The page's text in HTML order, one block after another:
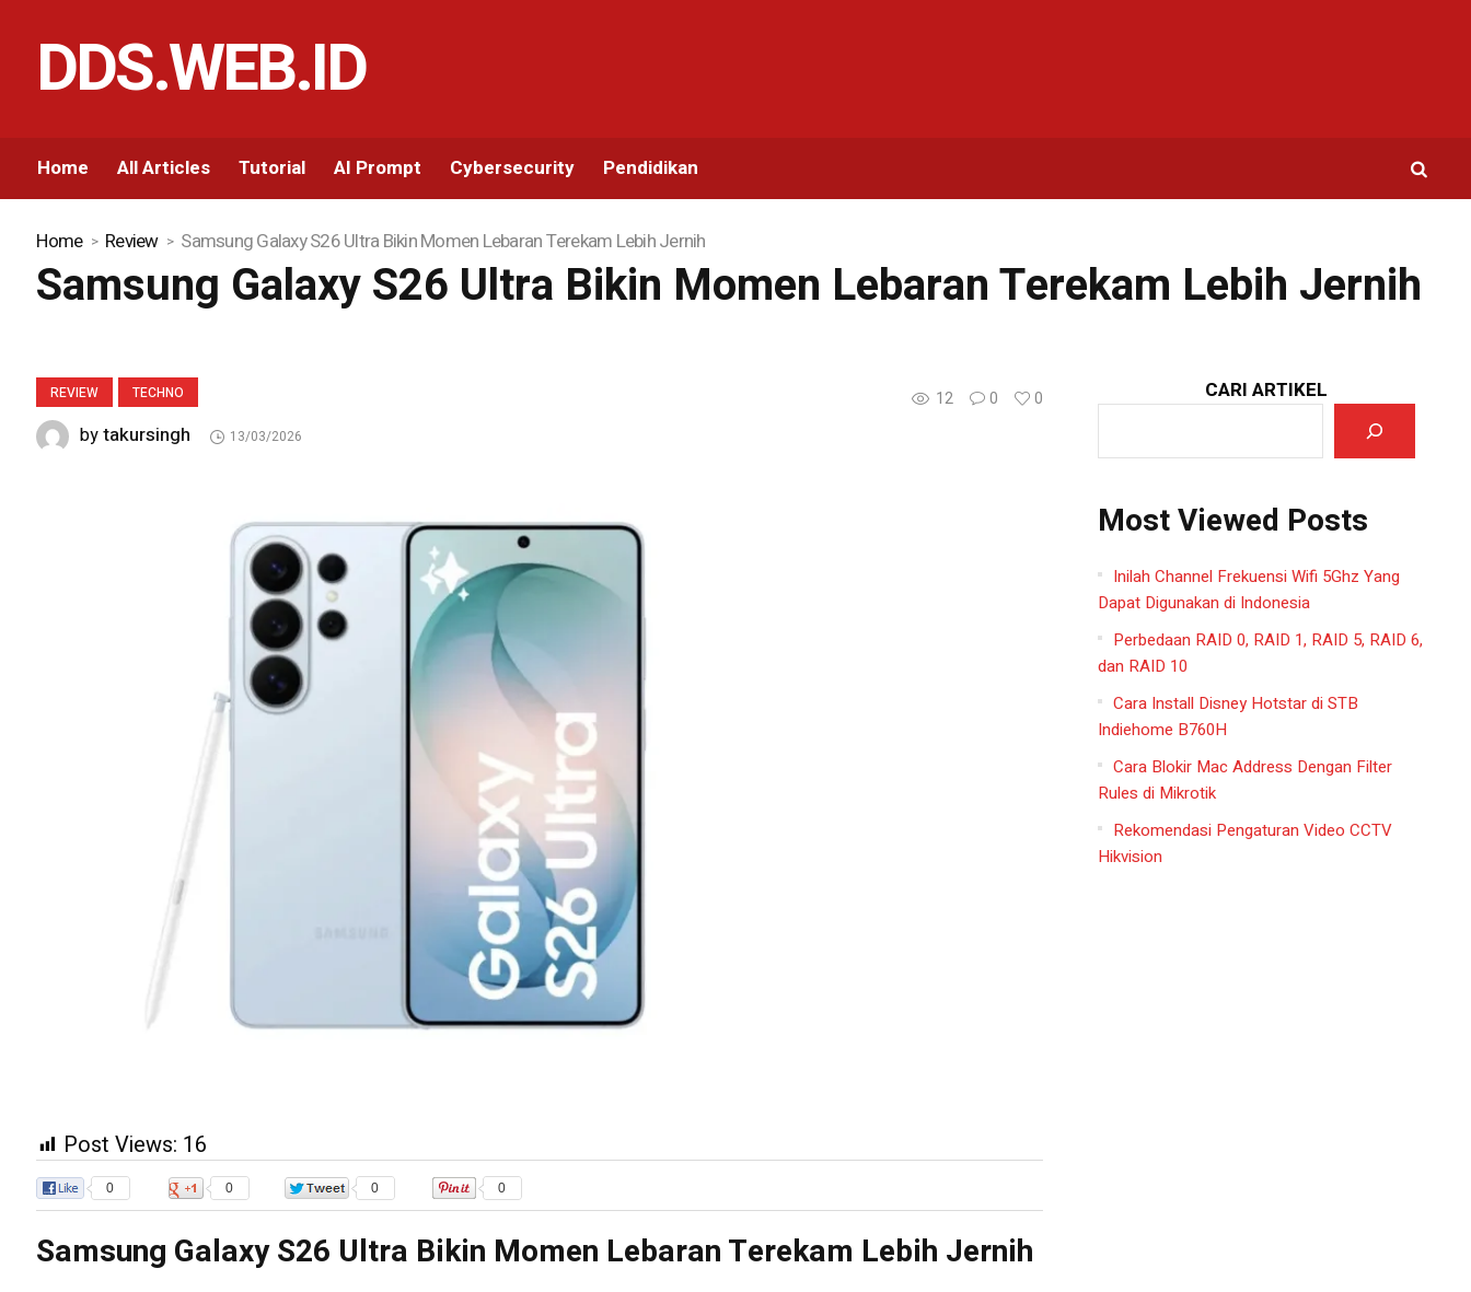
DDS.WEB.ID
Home All Articles Tutorial AI Prompt Cybersecurity Pendidikan
Home Review Samsung Galaxy S26 Ultra Bikin Momen Lebaran Terekam Lebih Jernih
Samsung Galaxy S26 Ultra Bikin Momen Lebaran Terekam Lebih Jernih
REVIEW TECHNO 12 0 0
bytakursingh 13/03/2026
Post Views: 16
0 0 0 0
Samsung Galaxy S26 Ultra Bikin Momen Lebaran Terekam Lebih Jernih
CARI ARTIKEL
Most Viewed Posts
Inilah Channel Frekuensi Wifi 5Ghz Yang
Dapat Digunakan di Indonesia
Perbedaan RAID 0, RAID 1, RAID 5, RAID 6,
dan RAID 10
Cara Install Disney Hotstar di STB
Indiehome B760H
Cara Blokir Mac Address Dengan Filter
Rules di Mikrotik
Rekomendasi Pengaturan Video CCTV
Hikvision